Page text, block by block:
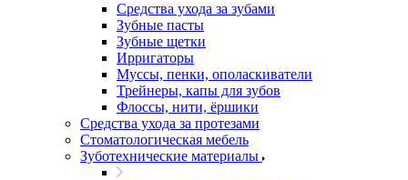
Средства ухода за зубами
Зубные пасты
Зубные щетки
Ирригаторы
Муссы, пенки, ополаскиватели
Трейнеры, капы для зубов
Флоссы, нити, ёршики
Средства ухода за протезами
Стоматологическая мебель
Зуботехнические материалы